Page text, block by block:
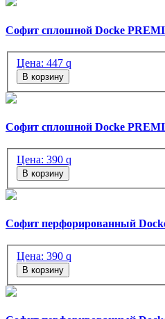
Софит сплошной Docke
Цена: 447 q
В корзину
Софит сплошной Docke
Цена: 390 q
В корзину
Софит перфорированный
Цена: 390 q
В корзину